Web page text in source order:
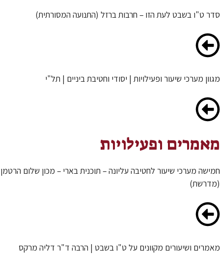
סדר ט"ו בשבט לעת הזו – חרבות ברזל (התנועה המסורתית)
מגוון מערכי שיעור ופעילויות | יסודי וחטיבת ביניים | תל"י
מאמרים ופעילויות
חמישה מערכי שיעור לחטיבה עליונה – תוכנית בארי – מכון שלום הרטמן
(מדרשת)
מאמרים ושיעורים מקוונים על ט"ו בשבט | הרבה ד"ר דליה מרקס